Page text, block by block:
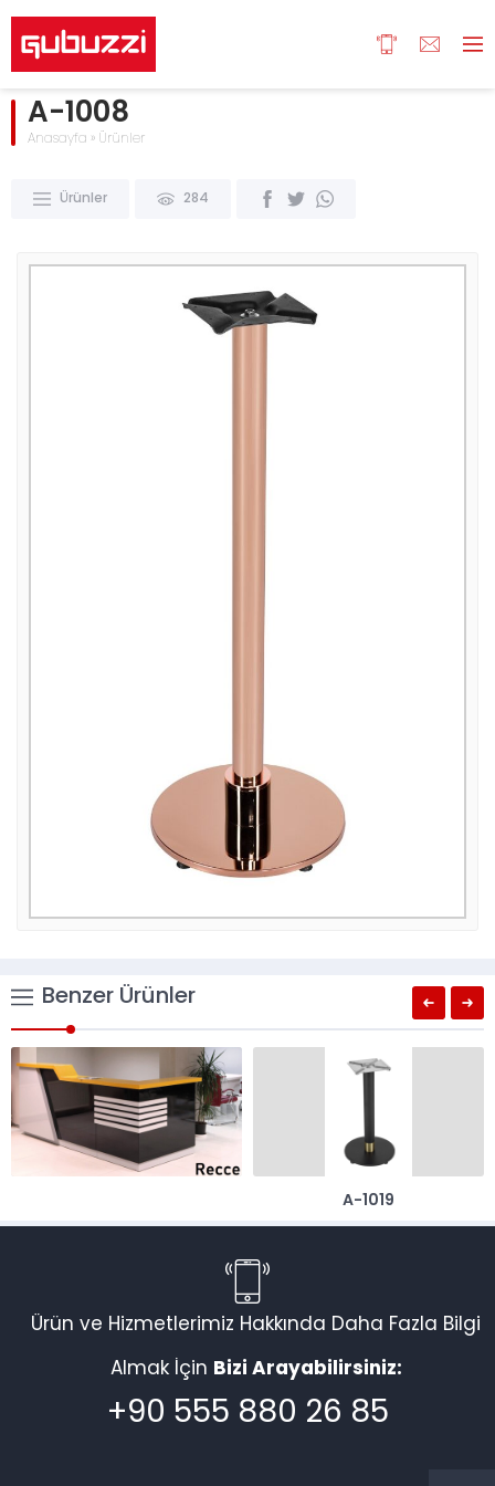
A-1008
Anasayfa » Ürünler
Ürünler 284
Benzer Ürünler
A-1019
Ürün ve Hizmetlerimiz Hakkında Daha Fazla Bilgi
Almak İçin Bizi Arayabilirsiniz:
+90 555 880 26 85